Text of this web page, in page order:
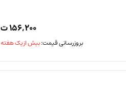
۱۵۶,۲۰۰ت
بروزرسانی قیمت:بیش از یک هفته